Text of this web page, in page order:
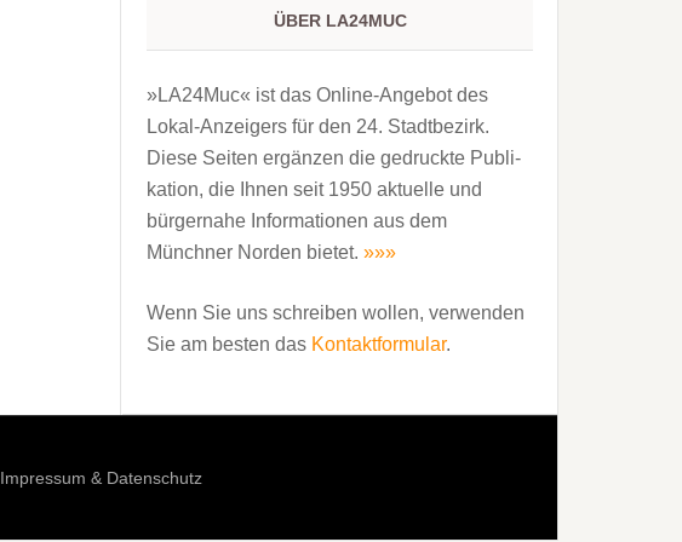
ÜBER LA24MUC
»LA24Muc« ist das Online-Angebot des
Lokal-Anzeigers für den 24. Stadtbezirk.
Diese Seiten ergänzen die gedruckte Publi­
kation, die Ihnen seit 1950 aktuelle und
bürgernahe Informationen aus dem
Münchner Norden bietet. »»»
Wenn Sie uns schreiben wollen, verwenden
Sie am besten das Kontaktformular.
Impressum & Datenschutz